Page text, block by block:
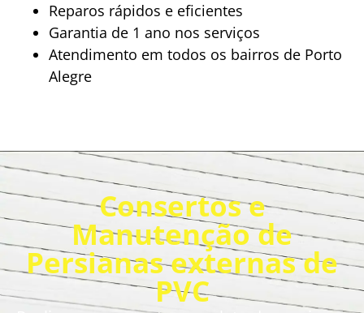
Reparos rápidos e eficientes
Garantia de 1 ano nos serviços
Atendimento em todos os bairros de Porto
Alegre
Consertos e
Manutenção de
Persianas externas de
PVC